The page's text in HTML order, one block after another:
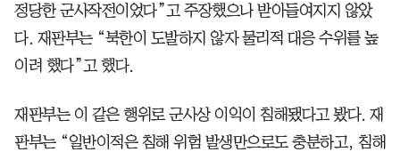
정당한 군사작전이었다”고 주장했으나 받아들여지지 않았
다. 재판부는 “북한이 도발하지 않자 물리적 대응 수위를 높
이려 했다”고 했다.
재판부는 이 같은 행위로 군사상 이익이 침해됐다고 봤다. 재
판부는 “일반이적은 침해 위험 발생만으로도 충분하고, 침해